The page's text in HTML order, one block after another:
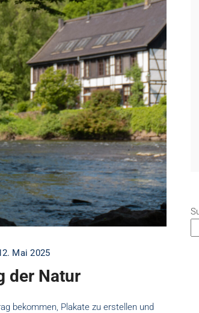
Mai 2025
der Natur
bekommen, Plakate zu erstellen und